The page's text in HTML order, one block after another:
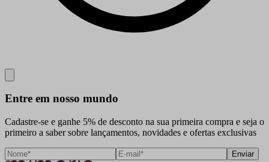
Entre em nosso mundo
Cadastre-se e ganhe 5% de desconto na sua primeira compra e seja o
primeiro a saber sobre lançamentos, novidades e ofertas exclusivas
Enviar